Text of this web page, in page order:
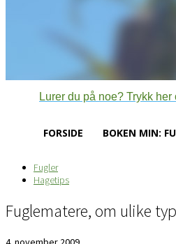
Lurer du på noe? Trykk her
FORSIDE BOKEN MIN:
Fugler
Hagetips
Fuglematere, om ulike